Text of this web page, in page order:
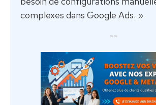
complexes dans Google Ads. »
--